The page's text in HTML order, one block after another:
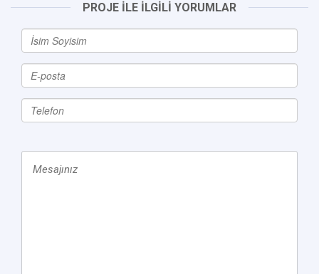
PROJE İLE İLGİLİ YORUMLAR